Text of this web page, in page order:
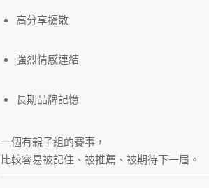
高分享擴散
強烈情感連結
長期品牌記憶
一個有親子組的賽事，
比較容易被記住、被推薦、被期待下一屆。